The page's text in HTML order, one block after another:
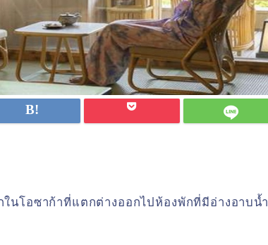
นโอซาก้าที่แตกต่างออกไปห้องพักที่มีอ่างอาบน้ำ